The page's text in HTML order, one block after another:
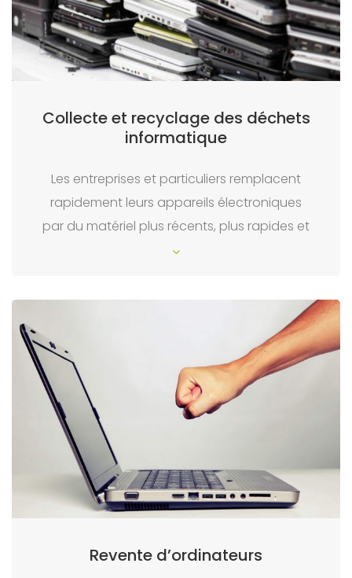
Collecte et recyclage des déchets
informatique
Les entreprises et particuliers remplacent
rapidement leurs appareils électroniques
par du matériel plus récents, plus rapides et
plus puissants sur le marché.
Revente d’ordinateurs